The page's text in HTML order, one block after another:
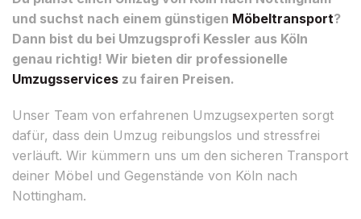
und suchst nach einem günstigen Möbeltransport?
Dann bist du bei Umzugsprofi Kessler aus Köln
genau richtig! Wir bieten dir professionelle
Umzugsservices zu fairen Preisen.
Unser Team von erfahrenen Umzugsexperten sorgt
dafür, dass dein Umzug reibungslos und stressfrei
verläuft. Wir kümmern uns um den sicheren Transport
deiner Möbel und Gegenstände von Köln nach
Nottingham.